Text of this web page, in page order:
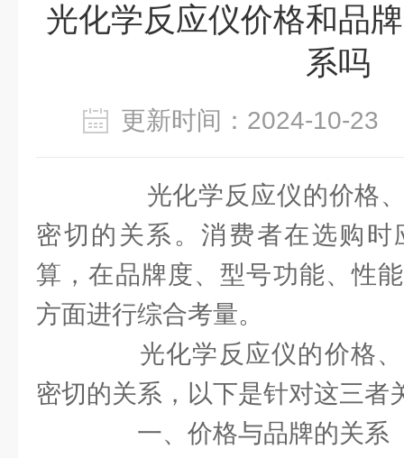
光化学反应仪价格和品
系吗
更新时间：2024-10-
光化学反应仪的价格、
密切的关系。消费者在选购
算，在品牌度、型号功能、性
方面进行综合考量。
光化学反应仪的价格、
密切的关系，以下是针对这三者
一、价格与品牌的关系